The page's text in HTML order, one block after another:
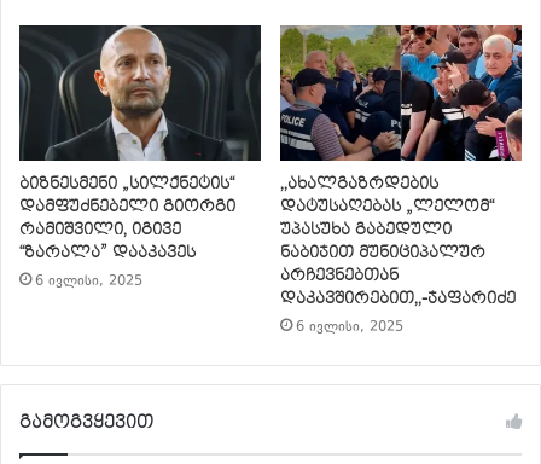
ბიზნესმენი „სილქნეტის“
დამფუძნებელი გიორგი
რამიშვილი, იგივე
“ზარალა” დააკავეს
6 ივლისი, 2025
,,ახალგაზრდების
დატუსაღებას „ლელომ“
უპასუხა გაბედული
ნაბიჯით მუნიციპალურ
არჩევნებთან
დაკავშირებით,,-ჯაფარიძე
6 ივლისი, 2025
გამოგვყევით